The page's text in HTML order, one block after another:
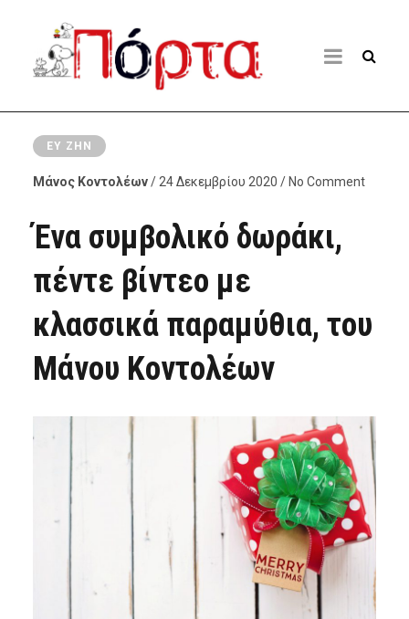
ΕΥ ΖΗΝ
Μάνος Κοντολέων/ 24 Δεκεμβρίου 2020 / No Comment
Ένα συμβολικό δωράκι,
πέντε βίντεο με
κλασσικά παραμύθια, του
Μάνου Κοντολέων